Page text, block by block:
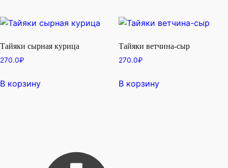
Тайяки сырная курица
270.0₽
В корзину
Тайяки ветчина-сыр
270.0₽
В корзину